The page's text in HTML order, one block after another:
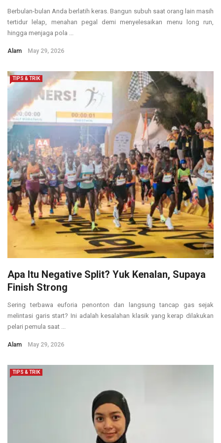
Berbulan-bulan Anda berlatih keras. Bangun subuh saat orang lain masih
tertidur lelap, menahan pegal demi menyelesaikan menu long run,
hingga menjaga pola ...
Alam May 29, 2026
TIPS & TRIK
Apa Itu Negative Split? Yuk Kenalan, Supaya
Finish Strong
Sering terbawa euforia penonton dan langsung tancap gas sejak
melintasi garis start? Ini adalah kesalahan klasik yang kerap dilakukan
pelari pemula saat ...
Alam May 29, 2026
TIPS & TRIK